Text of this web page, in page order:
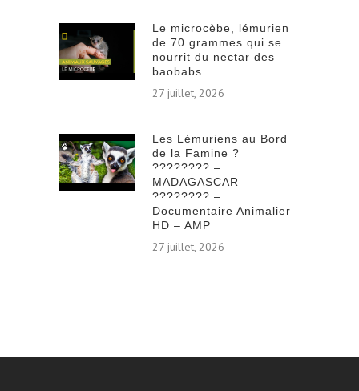
Le microcèbe, lémurien
de 70 grammes qui se
nourrit du nectar des
baobabs
27 juillet, 2026
Les Lémuriens au Bord
de la Famine ?
???????? –
MADAGASCAR
???????? –
Documentaire Animalier
HD – AMP
27 juillet, 2026